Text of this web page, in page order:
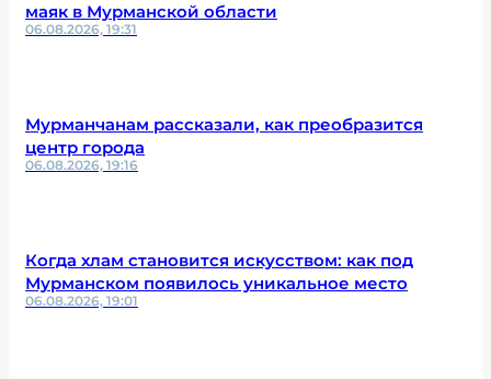
маяк в Мурманской области
06.08.2026, 19:31
Мурманчанам рассказали, как преобразится
центр города
06.08.2026, 19:16
Когда хлам становится искусством: как под
Мурманском появилось уникальное место
06.08.2026, 19:01